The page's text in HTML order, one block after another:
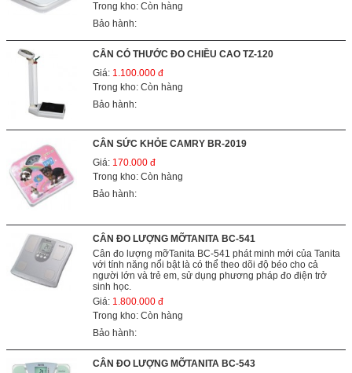
Trong kho: Còn hàng
Bảo hành:
CÂN CÓ THƯỚC ĐO CHIỀU CAO TZ-120
Giá: 1.100.000 đ
Trong kho: Còn hàng
Bảo hành:
CÂN SỨC KHỎE CAMRY BR-2019
Giá: 170.000 đ
Trong kho: Còn hàng
Bảo hành:
CÂN ĐO LƯỢNG MỠTANITA BC-541
Cân đo lượng mỡTanita BC-541 phát minh mới của Tanita
với tính năng nổi bật là có thể theo dõi độ béo cho cả
người lớn và trẻ em, sử dụng phương pháp đo điện trở
sinh học.
Giá: 1.800.000 đ
Trong kho: Còn hàng
Bảo hành:
CÂN ĐO LƯỢNG MỠTANITA BC-543